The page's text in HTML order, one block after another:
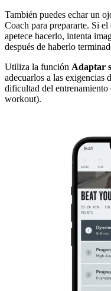
También puedes echar un
Coach para prepararte. Si
apetece hacerlo, intenta
después de haberlo
Utiliza la función Adaptar
adecuarlos a las exigencias
dificultad del
workout).